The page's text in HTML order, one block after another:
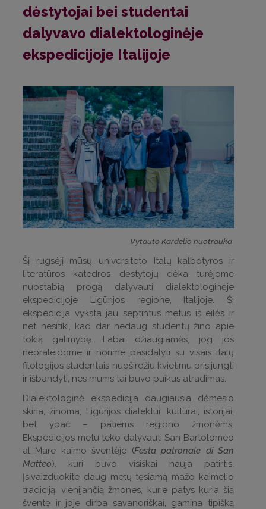
dėstytojai bei studentai
dalyvavo dialektologinėje
ekspedicijoje Italijoje
Vytauto Kardelio nuotrauka
Šį rugsėjį mūsų universiteto Italų kalbotyros ir
literatūros katedros dėstytojų dėka turėjome
nuostabią progą dalyvauti dialektologinėje
ekspedicijoje Ligūrijos regione, Italijoje. Ši
ekspedicija vyksta jau septintus metus iš eilės ir
net nesitiki, kad dar nedaug studentų žino apie
tokią galimybę. Labai džiaugiamės, jog jos
nepraleidome ir norime pasidalyti su visais italų
filologijos studentais nuoširdžiu kvietimu prisijungti
ir išbandyti, nes mums tai buvo puikus atradimas.
Dialektologinė ekspedicija daugiausia dėmesio
skiria, žinoma, Ligūrijos dialektui, kultūrai, istorijai,
bet ypač – patiems regiono žmonėms.
Ekspedicijos metu teko dalyvauti San Bartolomeo
al Mare kaimo šventėje (Festa patronale di San
Matteo), kuri buvo visiškai nauja patirtis.
Įsivaizduokite daug metų tęsiamą mažo kaimelio
tradiciją, vienijančią žmones, kurie patys kuria šią
šventę ir joje dirba savanoriškai, gamina tipišką